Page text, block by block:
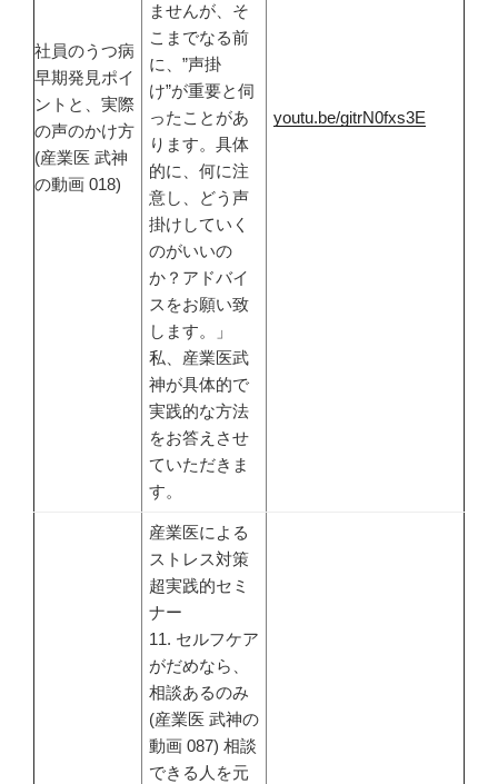
社員のうつ病
早期発見ポイ
ントと、実際
の声のかけ方
(産業医 武神
の動画 018)
ませんが、そ
こまでなる前
に、”声掛
け”が重要と伺
ったことがあ
ります。具体
的に、何に注
意し、どう声
掛けしていく
のがいいの
か？アドバイ
スをお願い致
します。」
私、産業医武
神が具体的で
実践的な方法
をお答えさせ
ていただきま
す。
youtu.be/gitrN0fxs3E
産業医による
ストレス対策
超実践的セミ
ナー
11. セルフケア
がだめなら、
相談あるのみ
(産業医 武神の
動画 087) 相談
できる人を元